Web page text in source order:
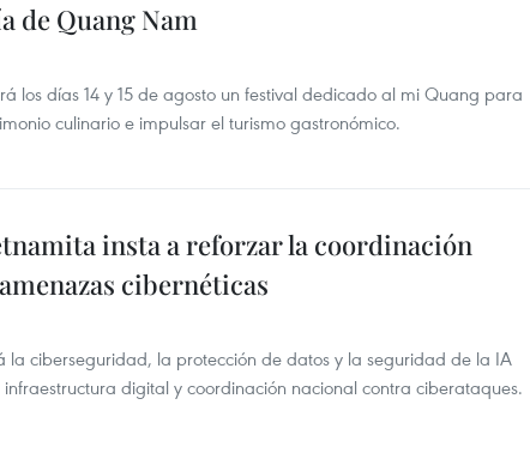
de Quang Nam
los días 14 y 15 de agosto un festival dedicado al mi Quang para
culinario e impulsar el turismo gastronómico.
insta a reforzar la coordinación
cibernéticas
la ciberseguridad, la protección de datos y la seguridad de la IA
infraestructura digital y coordinación nacional contra ciberataques.